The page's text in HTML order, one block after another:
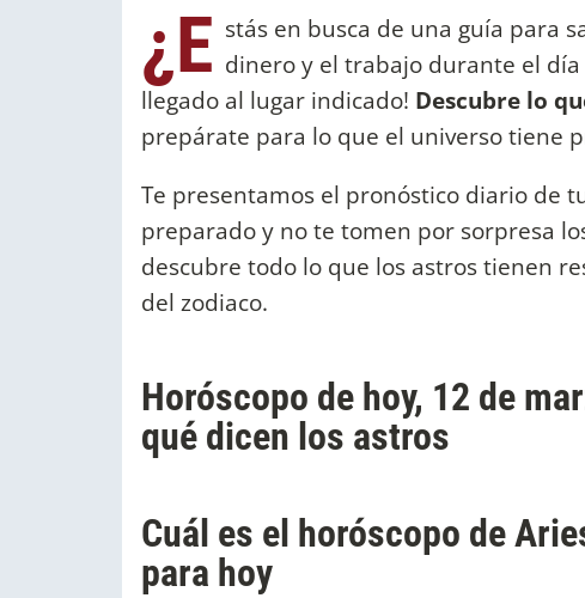
¿E stás en busca de una guía para
dinero y el trabajo durante el día
llegado al lugar indicado! Descubre lo
prepárate para lo que el universo tiene
Te presentamos el pronóstico diario de
preparado y no te tomen por sorpresa
descubre todo lo que los astros tienen
del zodiaco.
Horóscopo de hoy, 12 de
qué dicen los astros
Cuál es el horóscopo de
para hoy